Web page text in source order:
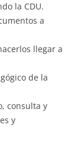
la CDU.
a
llegar a
de la
consulta y
y